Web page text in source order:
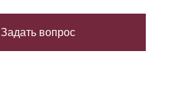
Задать вопрос